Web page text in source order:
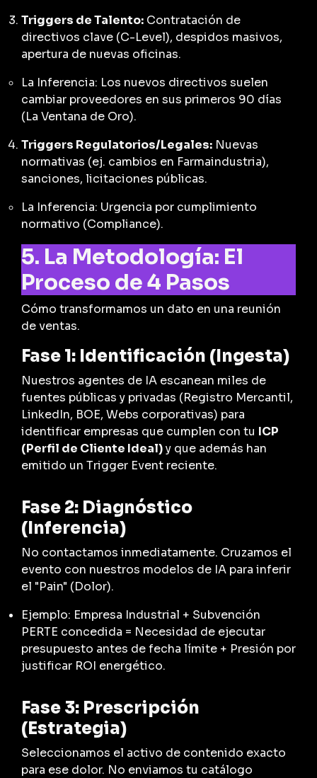
Triggers de Talento: Contratación de
directivos clave (C-Level), despidos masivos,
apertura de nuevas oficinas.
La Inferencia: Los nuevos directivos suelen
cambiar proveedores en sus primeros 90 días
(La Ventana de Oro).
Triggers Regulatorios/Legales: Nuevas
normativas (ej. cambios en Farmaindustria),
sanciones, licitaciones públicas.
La Inferencia: Urgencia por cumplimiento
normativo (Compliance).
5. La Metodología: El
Proceso de 4 Pasos
Cómo transformamos un dato en una reunión
de ventas.
Fase 1: Identificación (Ingesta)
Nuestros agentes de IA escanean miles de
fuentes públicas y privadas (Registro Mercantil,
LinkedIn, BOE, Webs corporativas) para
identificar empresas que cumplen con tu ICP
(Perfil de Cliente Ideal)y que además han
emitido un Trigger Event reciente.
Fase 2: Diagnóstico
(Inferencia)
No contactamos inmediatamente. Cruzamos el
evento con nuestros modelos de IA para inferir
el "Pain" (Dolor).
Ejemplo: Empresa Industrial + Subvención
PERTE concedida = Necesidad de ejecutar
presupuesto antes de fecha límite + Presión por
justificar ROI energético.
Fase 3: Prescripción
(Estrategia)
Seleccionamos el activo de contenido exacto
para ese dolor. No enviamos tu catálogo